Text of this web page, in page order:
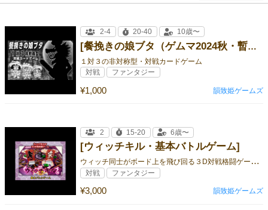
[餐挽きの娘ブタ（ゲムマ2024秋・暫定版）]
１対３の非対称型・対戦カードゲーム
¥1,000
2-4 20-40 10歳〜
対戦 ファンタジー
韻致姫ゲームズ
[ウィッチキル・基本バトルゲーム]
ウ
ィッチ同士がボード上を飛び回る３D対戦格闘ゲーム・第4版！
¥3,000
2 15-20 6歳〜
対戦 ファンタジー
韻致姫ゲームズ